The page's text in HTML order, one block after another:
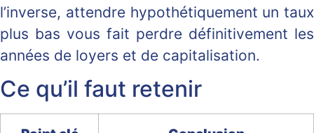
l’inverse, attendre hypothétiquement un taux
plus bas vous fait perdre définitivement les
années de loyers et de capitalisation.
Ce qu’il faut retenir